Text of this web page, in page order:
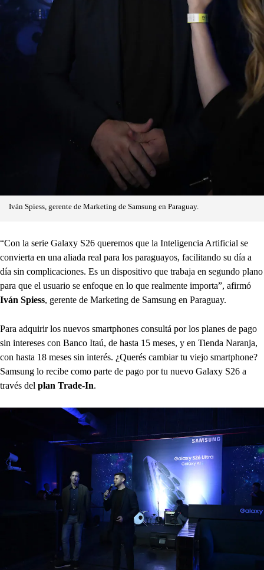
Iván Spiess, gerente de Marketing de Samsung en Paraguay.
“Con la serie Galaxy S26 queremos que la Inteligencia Artificial se
convierta en una aliada real para los paraguayos, facilitando su día a
día sin complicaciones. Es un dispositivo que trabaja en segundo plano
para que el usuario se enfoque en lo que realmente importa”, afirmó
Iván Spiess, gerente de Marketing de Samsung en Paraguay.
Para adquirir los nuevos smartphones consultá por los planes de pago
sin intereses con Banco Itaú, de hasta 15 meses, y en Tienda Naranja,
con hasta 18 meses sin interés. ¿Querés cambiar tu viejo smartphone?
Samsung lo recibe como parte de pago por tu nuevo Galaxy S26 a
través del plan Trade-In.